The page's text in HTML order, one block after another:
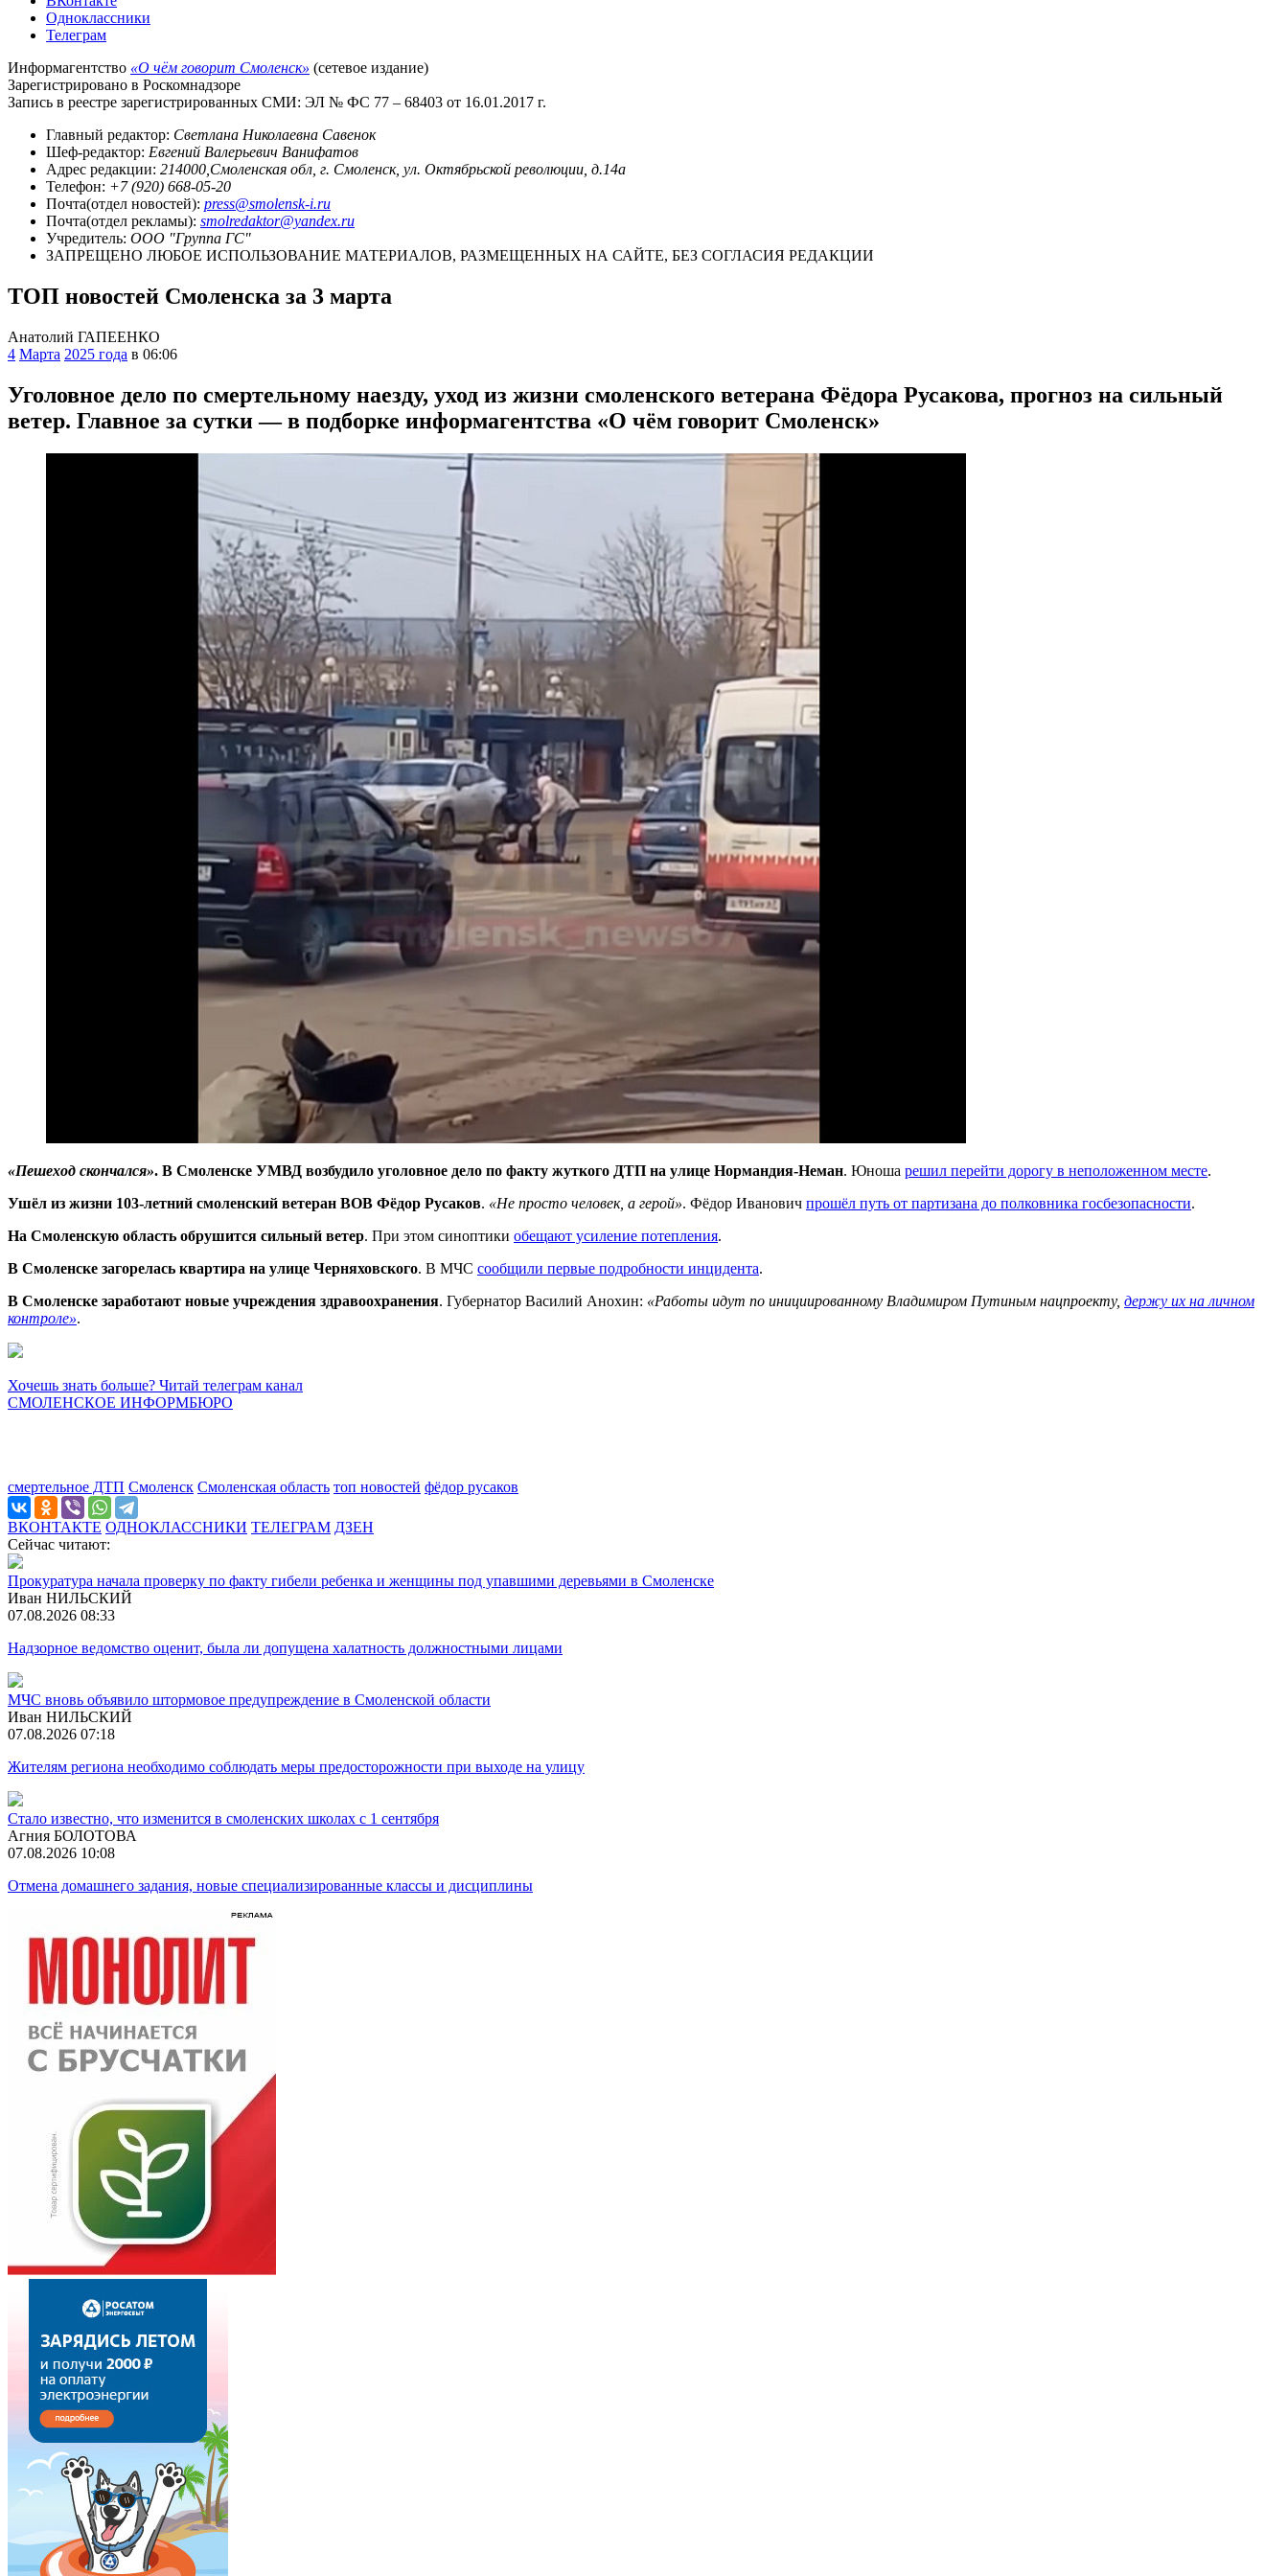
Одноклассники
Телеграм
Информагентство «О чём говорит Смоленск» (сетевое издание)
Зарегистрировано в Роскомнадзоре
Запись в реестре зарегистрированных СМИ: ЭЛ № ФС 77 – 68403 от 16.01.2017 г.
Главный редактор: Светлана Николаевна Савенок
Шеф-редактор: Евгений Валерьевич Ванифатов
Адрес редакции: 214000,Смоленская обл, г. Смоленск, ул. Октябрьской революции, д.14а
Телефон: +7 (920) 668-05-20
Почта(отдел новостей): press@smolensk-i.ru
Почта(отдел рекламы): smolredaktor@yandex.ru
Учредитель: ООО "Группа ГС"
ЗАПРЕЩЕНО ЛЮБОЕ ИСПОЛЬЗОВАНИЕ МАТЕРИАЛОВ, РАЗМЕЩЕННЫХ НА САЙТЕ, БЕЗ СОГЛАСИЯ РЕДАКЦИИ
ТОП новостей Смоленска за 3 марта
Анатолий ГАПЕЕНКО
4 Марта 2025 года в 06:06
Уголовное дело по смертельному наезду, уход из жизни смоленского ветерана Фёдора Русакова, прогноз на сильный
ветер. Главное за сутки — в подборке информагентства «О чём говорит Смоленск»
«Пешеход скончался». В Смоленске УМВД возбудило уголовное дело по факту жуткого ДТП на улице Нормандия-Неман. Юноша решил перейти дорогу в неположенном месте.
Ушёл из жизни 103-летний смоленский ветеран ВОВ Фёдор Русаков. «Не просто человек, а герой». Фёдор Иванович прошёл путь от партизана до полковника госбезопасности.
На Смоленскую область обрушится сильный ветер. При этом синоптики обещают усиление потепления.
В Смоленске загорелась квартира на улице Черняховского. В МЧС сообщили первые подробности инцидента.
В Смоленске заработают новые учреждения здравоохранения. Губернатор Василий Анохин: «Работы идут по инициированному Владимиром Путиным нацпроекту, держу их на личном
контроле».
Хочешь знать больше? Читай телеграм канал
СМОЛЕНСКОЕ ИНФОРМБЮРО
смертельное ДТП Смоленск Смоленская область топ новостей фёдор русаков
ВКОНТАКТЕ ОДНОКЛАССНИКИ ТЕЛЕГРАМ ДЗЕН
Сейчас читают:
Прокуратура начала проверку по факту гибели ребенка и женщины под упавшими деревьями в Смоленске
Иван НИЛЬСКИЙ
07.08.2026 08:33
Надзорное ведомство оценит, была ли допущена халатность должностными лицами
МЧС вновь объявило штормовое предупреждение в Смоленской области
Иван НИЛЬСКИЙ
07.08.2026 07:18
Жителям региона необходимо соблюдать меры предосторожности при выходе на улицу
Стало известно, что изменится в смоленских школах с 1 сентября
Агния БОЛОТОВА
07.08.2026 10:08
Отмена домашнего задания, новые специализированные классы и дисциплины